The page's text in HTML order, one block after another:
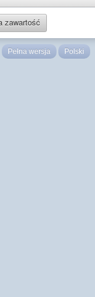
zawartość
Pełna wersja Polski